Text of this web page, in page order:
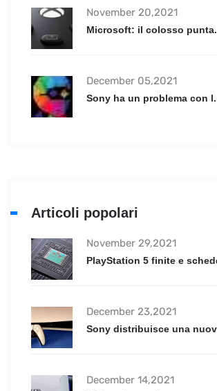
November 20,2021
Microsoft: il colosso
December 05,2021
Sony ha un problema con
Articoli popolari
November 29,2021
PlayStation 5 finite e
December 23,2021
Sony distribuisce una
December 14,2021